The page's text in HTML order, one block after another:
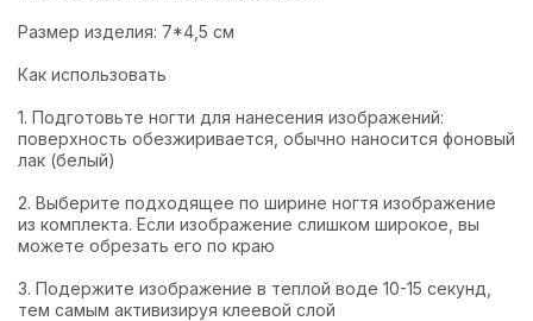
Размер изделия: 7*4,5 см
Как использовать
1. Подготовьте ногти для нанесения изображений:
поверхность обезжиривается, обычно наносится фоновый
лак (белый)
2. Выберите подходящее по ширине ногтя изображение
из комплекта. Если изображение слишком широкое, вы
можете обрезать его по краю
3. Подержите изображение в теплой воде 10-15 секунд,
тем самым активизируя клеевой слой